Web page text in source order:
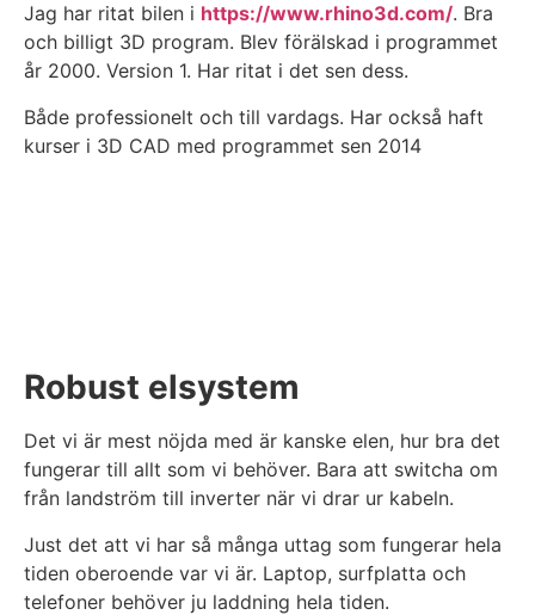
Jag har ritat bilen i https://www.rhino3d.com/. Bra
och billigt 3D program. Blev förälskad i programmet
år 2000. Version 1. Har ritat i det sen dess.
Både professionelt och till vardags. Har också haft
kurser i 3D CAD med programmet sen 2014
Robust elsystem
Det vi är mest nöjda med är kanske elen, hur bra det
fungerar till allt som vi behöver. Bara att switcha om
från landström till inverter när vi drar ur kabeln.
Just det att vi har så många uttag som fungerar hela
tiden oberoende var vi är. Laptop, surfplatta och
telefoner behöver ju laddning hela tiden.